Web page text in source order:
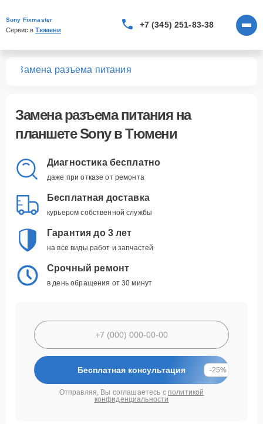
Sony Fixmaster
Сервис в Тюмени
+7 (345) 251-83-38
Замена разъема питания
Замена разъема питанияна
планшете Sony в Тюмени
Диагностика бесплатно
даже при отказе от ремонта
Бесплатная доставка
курьером собственной службы
Гарантия до 3 лет
на все виды работ и запчастей
Срочный ремонт
в день обращения от 30 минут
Бесплатная консультация -25%
Отправляя, Вы соглашаетесь с политикой
конфиденциальности